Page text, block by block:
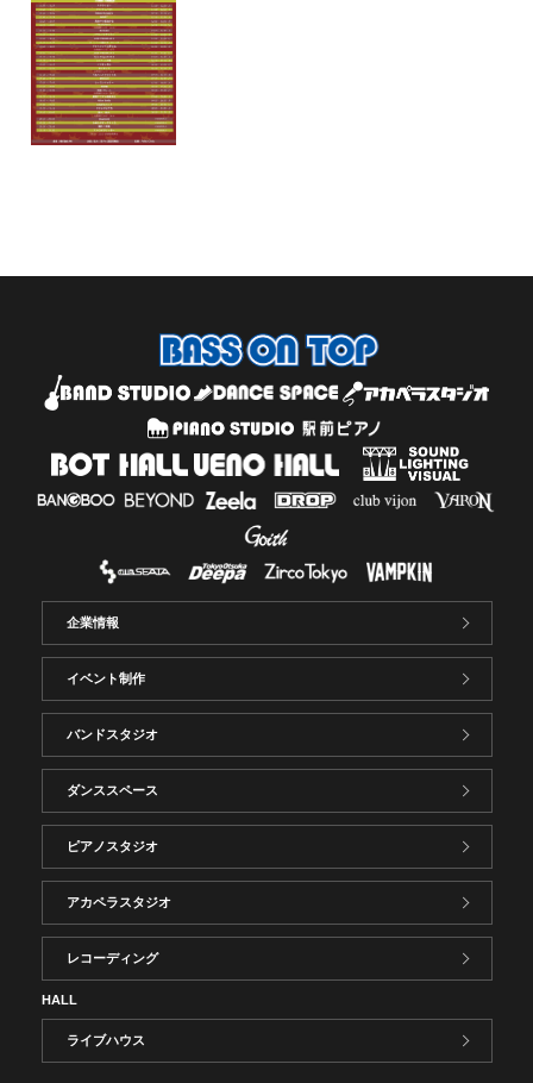
企業情報
イベント制作
バンドスタジオ
ダンススペース
ピアノスタジオ
アカペラスタジオ
レコーディング
HALL
ライブハウス